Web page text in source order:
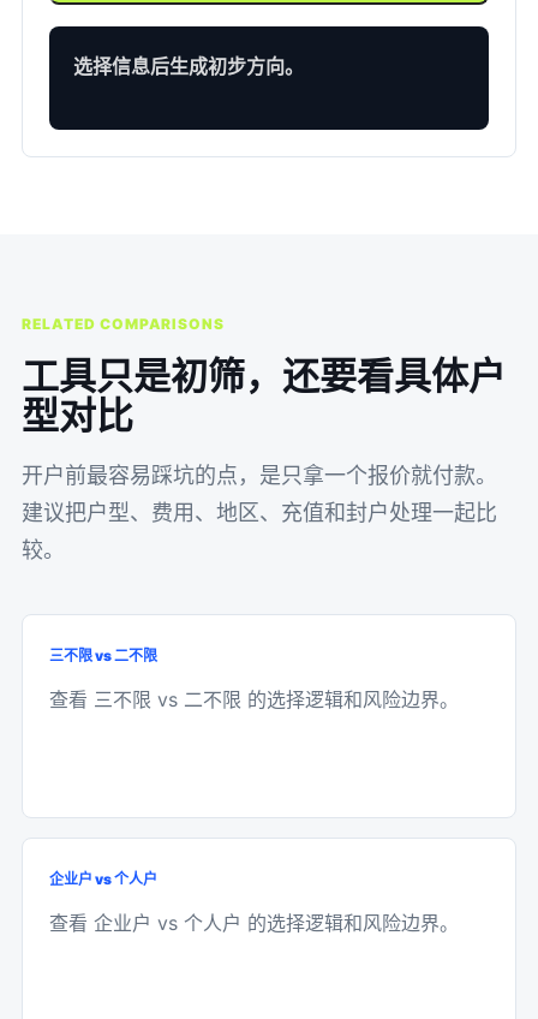
选择信息后生成初步方向。
RELATED COMPARISONS
工具只是初筛，还要看具体户
型对比
开户前最容易踩坑的点，是只拿一个报价就付款。
建议把户型、费用、地区、充值和封户处理一起比
较。
三不限 vs 二不限
查看 三不限 vs 二不限 的选择逻辑和风险边界。
企业户 vs 个人户
查看 企业户 vs 个人户 的选择逻辑和风险边界。